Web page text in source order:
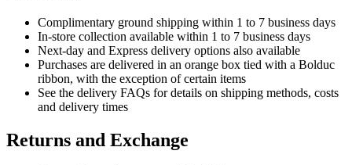
Complimentary ground shipping within 1 to 7 business days
In-store collection available within 1 to 7 business days
Next-day and Express delivery options also available
Purchases are delivered in an orange box tied with a Bolduc
ribbon, with the exception of certain items
See the delivery FAQs for details on shipping methods, costs
and delivery times
Returns and Exchange